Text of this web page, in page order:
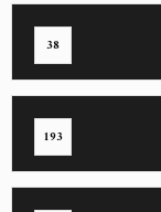
38
193